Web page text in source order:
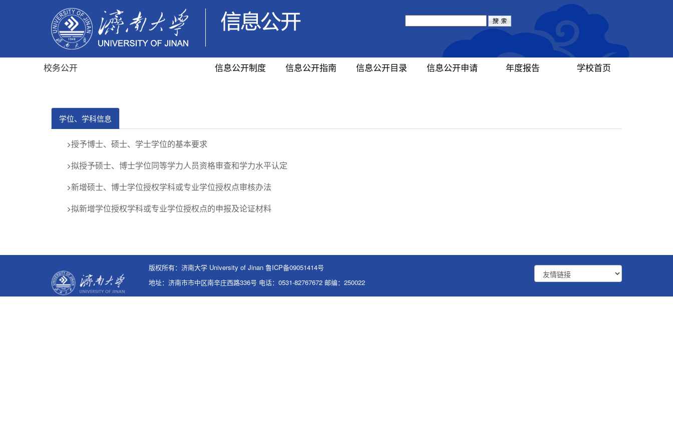
校务公开 信息公开制度 信息公开指南 信息公开目录 信息公开申请 年度报告 学校首页
学位、学科信息
授予博士、硕士、学士学位的基本要求
拟授予硕士、博士学位同等学力人员资格审查和学力水平认定
新增硕士、博士学位授权学科或专业学位授权点审核办法
拟新增学位授权学科或专业学位授权点的申报及论证材料
版权所有：济南大学 University of Jinan 鲁ICP备09051414号
地址：济南市市中区南辛庄西路336号 电话：0531-82767672 邮编：250022